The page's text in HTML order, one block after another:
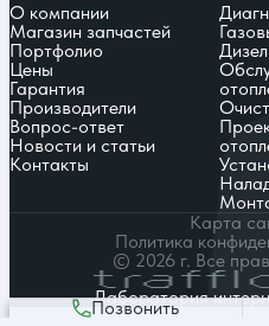
О компании
Магазин запчастей
Портфолио
Цены
Гарантия
Производители
Вопрос-ответ
Новости и статьи
Контакты
Карта
Политика
© 2026 г. Все
Лаборатория
Позвонить